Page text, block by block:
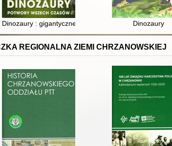
prehistoryczne bestie
Dinozaury : gigantyczne potwory wszech czasów
Dinozaury
REGIONALNA ZIEMI CHRZANOWSKIEJ